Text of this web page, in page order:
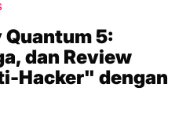
Quantum 5:
dan Review
Hacker" dengan